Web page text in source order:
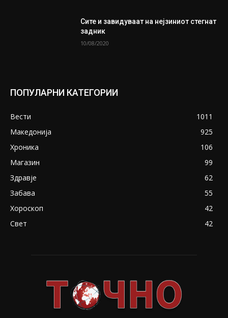
Сите и завидуваат на нејзиниот стегнат
задник
10/08/2020
ПОПУЛАРНИ КАТЕГОРИИ
Вести
1011
Македонија
925
Хроника
106
Магазин
99
Здравје
62
Забава
55
Хороскоп
42
Свет
42